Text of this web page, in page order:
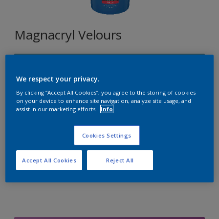
Magnacryl Velours
Format
Quantité
We respect your privacy.
By clicking “Accept All Cookies”, you agree to the storing of cookies
on your device to enhance site navigation, analyze site usage, and
assist in our marketing efforts.
Info
Cookies Settings
Reject All
Accept All Cookies